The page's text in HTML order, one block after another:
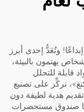
إبداعًا! وتُعَدُّ إحدى أبرز
يهتمون بالبيئة،
قابلة للتحلل
نركِّز على تصنيع
هدية لطيفة دون
صندوق مستحضرات